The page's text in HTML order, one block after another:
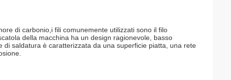
di carbonio,i fili comunemente utilizzati sono il filo
della macchina ha un design ragionevole, basso
saldatura è caratterizzata da una superficie piatta, una rete